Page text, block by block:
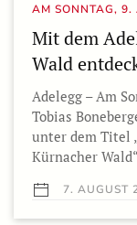
AM SONNTAG, 9.
Mit dem
Wald
Adelegg – Am
Tobias
unter dem Titel
Kürnacher
7. AUGUST